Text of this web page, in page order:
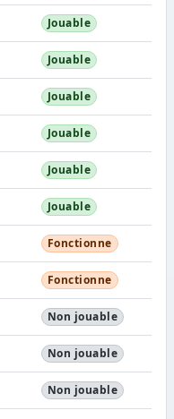
Jouable
Jouable
Jouable
Jouable
Jouable
Jouable
Fonctionne
Fonctionne
Non jouable
Non jouable
Non jouable